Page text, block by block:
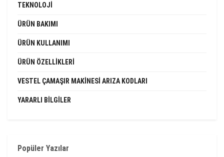
TEKNOLOJI
ÜRÜN BAKIMI
ÜRÜN KULLANIMI
ÜRÜN ÖZELLIKLERI
VESTEL ÇAMAŞIR MAKINESI ARIZA KODLARI
YARARLI BILGILER
Popüler Yazılar